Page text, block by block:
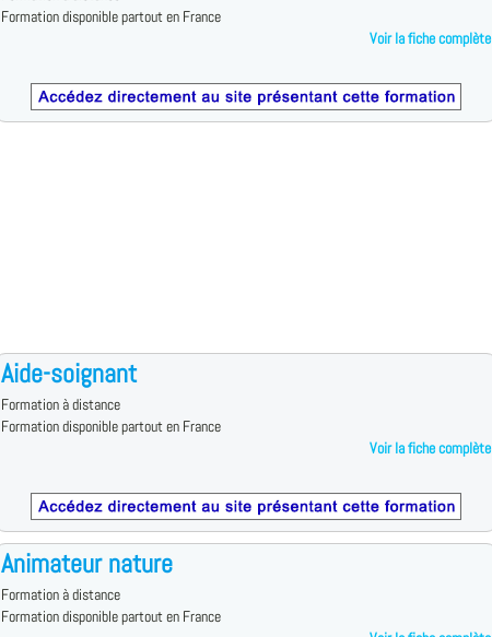
Formation disponible partout en France
Voir la fiche complète
Aide-soignant
Formation à distance
Formation disponible partout en France
Voir la fiche complète
Animateur nature
Formation à distance
Formation disponible partout en France